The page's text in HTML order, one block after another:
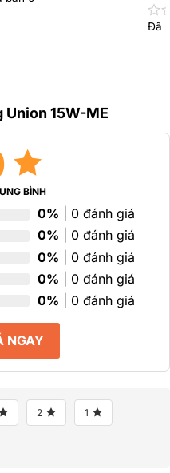
Đã
15W-ME
BÌNH
0% | 0 đánh giá
0% | 0 đánh giá
0% | 0 đánh giá
0% | 0 đánh giá
0% | 0 đánh giá
NGAY
2 1